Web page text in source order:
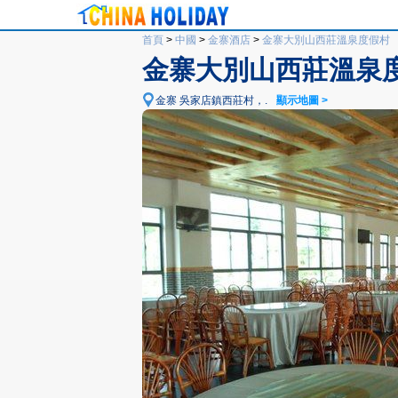
首頁> 中國 > 金寨酒店> 金寨大別山西莊溫泉度假村
金寨大別山西莊溫泉
金寨 吳家店鎮西莊村，. 顯示地圖 >